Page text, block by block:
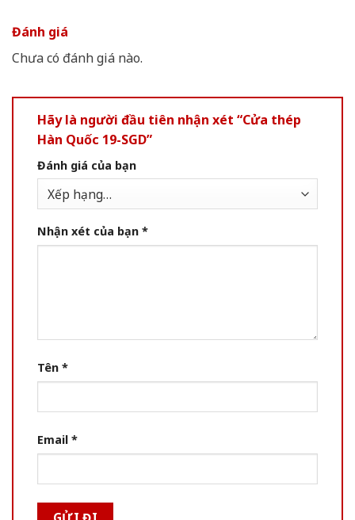
Đánh giá
Chưa có đánh giá nào.
Hãy là người đầu tiên nhận xét “Cửa thép
Hàn Quốc 19-SGD”
Đánh giá của bạn
Nhận xét của bạn *
Tên *
Email *